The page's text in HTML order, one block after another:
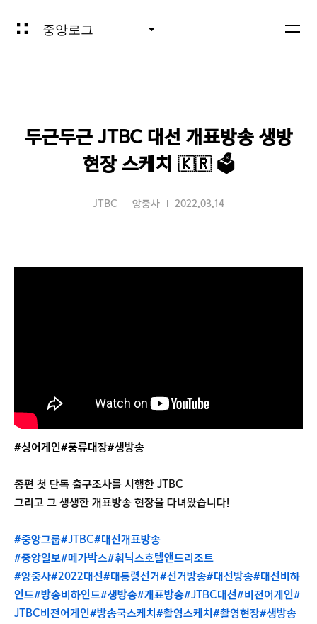
중앙로그
두근두근 JTBC 대선 개표방송 생방
현장 스케치 🇰🇷 🗳
JTBC 앙중사 2022.03.14
#싱어게인#풍류대장#생방송
종편 첫 단독 출구조사를 시행한 JTBC
그리고 그 생생한 개표방송 현장을 다녀왔습니다!
#중앙그룹#JTBC#대선개표방송
#중앙일보#메가박스#휘닉스호텔앤드리조트
#앙중사#2022대선#대통령선거#선거방송#대선방송#대선비하
인드#방송비하인드#생방송#개표방송#JTBC대선#비전어게인#
JTBC비전어게인#방송국스케치 #촬영스케치 #촬영현장#생방송